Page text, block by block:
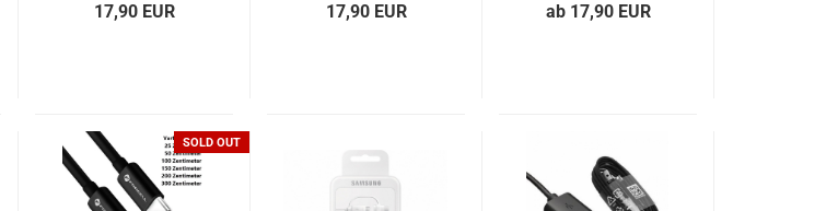
17,90 EUR 17,90 EUR
Tactical Fast Rope
ab 17,90 EUR
SOLD OUT